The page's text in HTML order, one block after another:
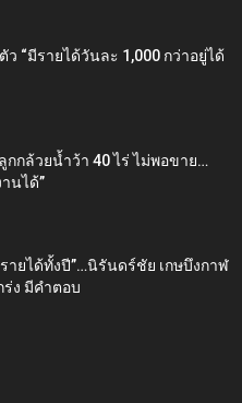
ว “มีรายได้วันละ 1,000 กว่าอยู่ได้
กกล้วยน้ำว้า 40 ไร่ ไม่พอขาย…
นได้”‬
ายได้ทั้งปี”…นิรันดร์ชัย เกษบึงกาฬ
ร่ง มีคำตอบ